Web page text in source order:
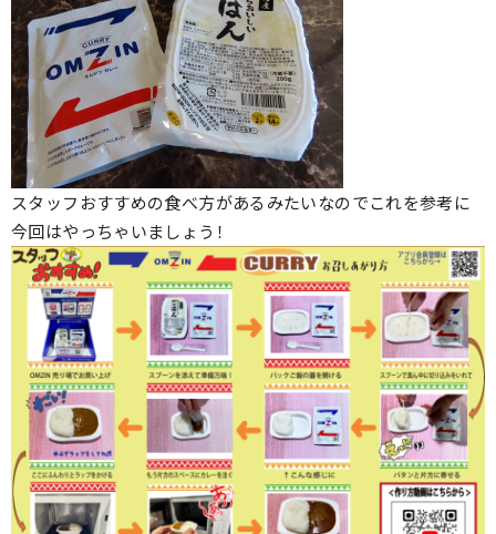
スタッフおすすめの食べ方があるみたいなのでこれを参考に
今回はやっちゃいましょう！